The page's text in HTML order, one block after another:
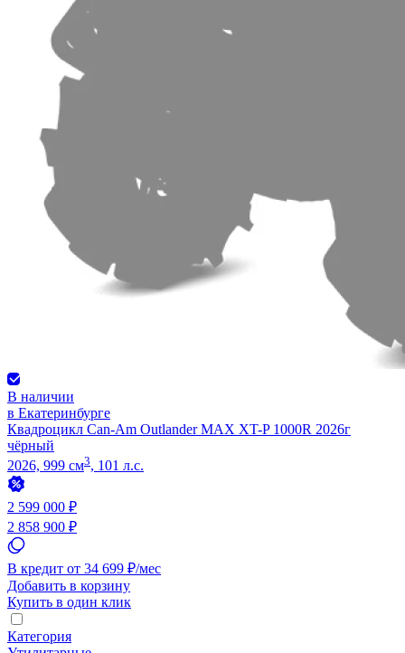
В наличии
в Екатеринбурге
Квадроцикл Can-Am Outlander MAX XT-P 1000R 2026г
чёрный
2026, 999 см3, 101 л.с.
2 599 000 ₽
2 858 900 ₽
В кредит от 34 699 ₽/мес
Добавить в корзину
Купить в один клик
Категория